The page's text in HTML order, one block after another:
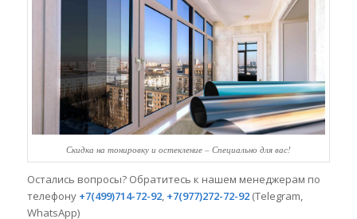
Скидка на тонировку и остекление – Специально для вас!
Остались вопросы? Обратитесь к нашем менеджерам по
телефону +7(499)714-72-92, +7(977)272-72-92(Telegram,
WhatsApp)